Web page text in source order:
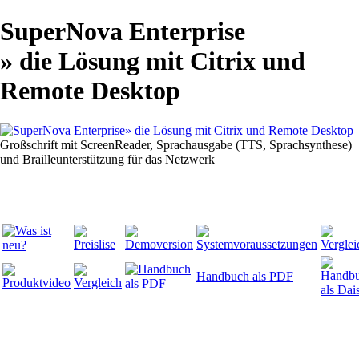
SuperNova Enterprise
» die Lösung mit Citrix und
Remote Desktop
Großschrift mit ScreenReader, Sprachausgabe (TTS, Sprachsynthese)
und Brailleunterstützung für das Netzwerk
Handbuch als PDF